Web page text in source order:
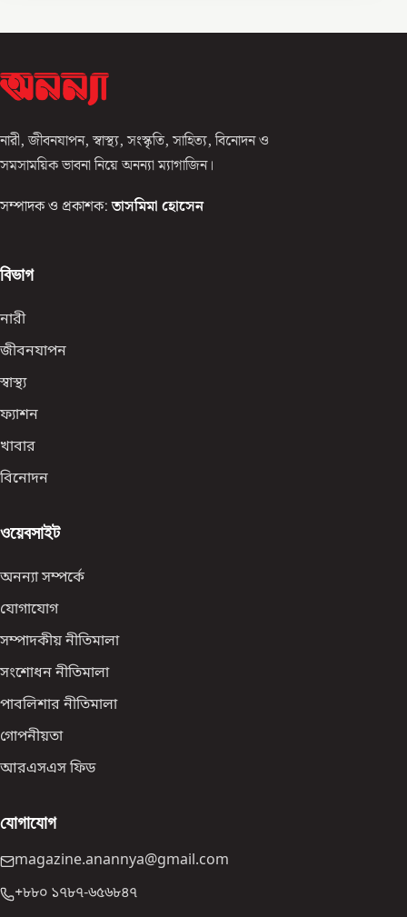
নারী, জীবনযাপন, স্বাস্থ্য, সংস্কৃতি, সাহিত্য, বিনোদন ও
সমসাময়িক ভাবনা নিয়ে অনন্যা ম্যাগাজিন।
সম্পাদক ও প্রকাশক: তাসমিমা হোসেন
বিভাগ
নারী
জীবনযাপন
স্বাস্থ্য
ফ্যাশন
খাবার
বিনোদন
ওয়েবসাইট
অনন্যা সম্পর্কে
যোগাযোগ
সম্পাদকীয় নীতিমালা
সংশোধন নীতিমালা
পাবলিশার নীতিমালা
গোপনীয়তা
আরএসএস ফিড
যোগাযোগ
magazine.anannya@gmail.com
+৮৮০ ১৭৮৭-৬৫৬৮৪৭